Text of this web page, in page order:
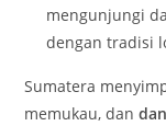
mengunjungi
dengan tradisi
Sumatera
memukau, dan